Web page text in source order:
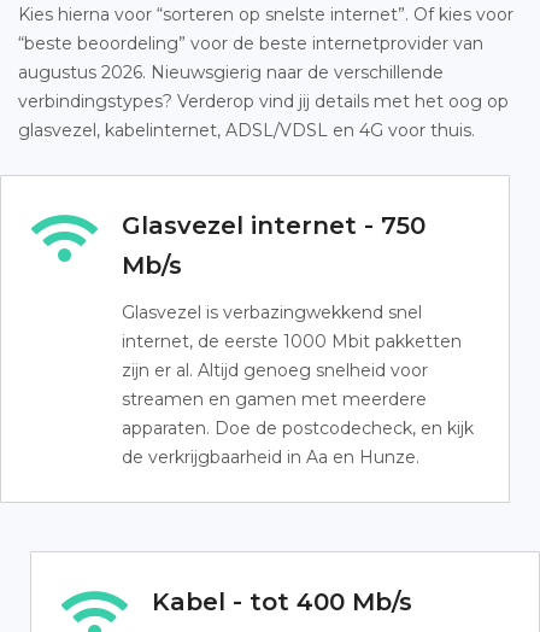
Kies hierna voor “sorteren op snelste internet”. Of kies voor
“beste beoordeling” voor de beste internetprovider van
augustus 2026. Nieuwsgierig naar de verschillende
verbindingstypes? Verderop vind jij details met het oog op
glasvezel, kabelinternet, ADSL/VDSL en 4G voor thuis.
Glasvezel internet - 750
Mb/s
Glasvezel is verbazingwekkend snel
internet, de eerste 1000 Mbit pakketten
zijn er al. Altijd genoeg snelheid voor
streamen en gamen met meerdere
apparaten. Doe de postcodecheck, en kijk
de verkrijgbaarheid in Aa en Hunze.
Kabel - tot 400 Mb/s